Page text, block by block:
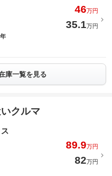
46万円
35.1万円
庫一覧を見る
クルマ
89.9万円
82万円